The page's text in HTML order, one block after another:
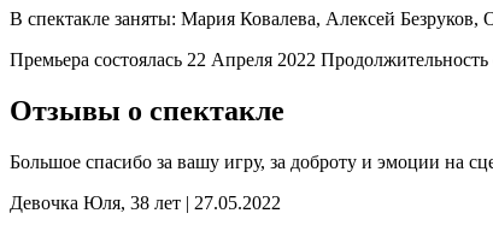
В спектакле заняты: Мария Ковалева, Алексей
Премьера состоялась 22 Апреля 2022 Продолжительность
Отзывы о спектакле
Большое спасибо за вашу игру, за доброту и эмоции на
Девочка Юля, 38 лет | 27.05.2022